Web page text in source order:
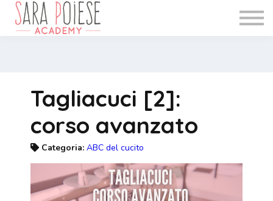
Registrati
Tagliacuci [2]:
corso avanzato
Categoria: ABC del cucito